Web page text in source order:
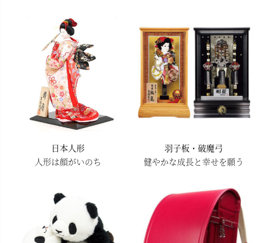
日本人形
人形は顔がいのち
羽子板・破魔弓
健やかな成長と幸せを願う